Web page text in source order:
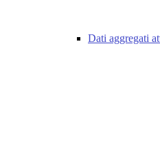
Dati aggregati